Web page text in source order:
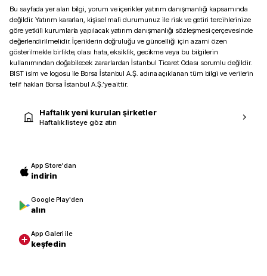
Bu sayfada yer alan bilgi, yorum ve içerikler yatırım danışmanlığı kapsamında
değildir. Yatırım kararları, kişisel mali durumunuz ile risk ve getiri tercihlerinize
göre yetkili kurumlarla yapılacak yatırım danışmanlığı sözleşmesi çerçevesinde
değerlendirilmelidir. İçeriklerin doğruluğu ve güncelliği için azami özen
gösterilmekle birlikte, olası hata, eksiklik, gecikme veya bu bilgilerin
kullanımından doğabilecek zararlardan İstanbul Ticaret Odası sorumlu değildir.
BIST isim ve logosu ile Borsa İstanbul A.Ş. adına açıklanan tüm bilgi ve verilerin
telif hakları Borsa İstanbul A.Ş.’ye aittir.
Haftalık yeni kurulan şirketler
Haftalık listeye göz atın
App Store'dan
indirin
Google Play'den
alın
App Galeri ile
keşfedin